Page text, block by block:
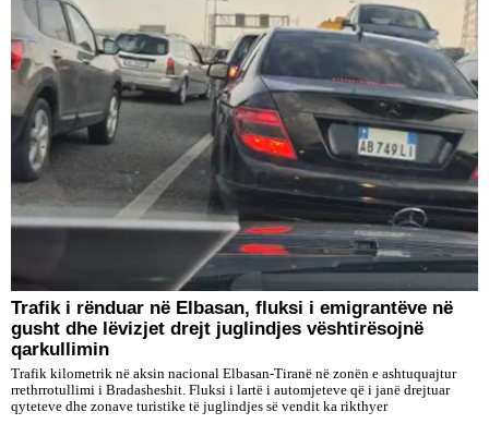
Trafik i rënduar në Elbasan, fluksi i emigrantëve në
gusht dhe lëvizjet drejt juglindjes vështirësojnë
qarkullimin
Trafik kilometrik në aksin nacional Elbasan-Tiranë në zonën e ashtuquajtur
rrethrrotullimi i Bradasheshit. Fluksi i lartë i automjeteve që i janë drejtuar
qyteteve dhe zonave turistike të juglindjes së vendit ka rikthyer